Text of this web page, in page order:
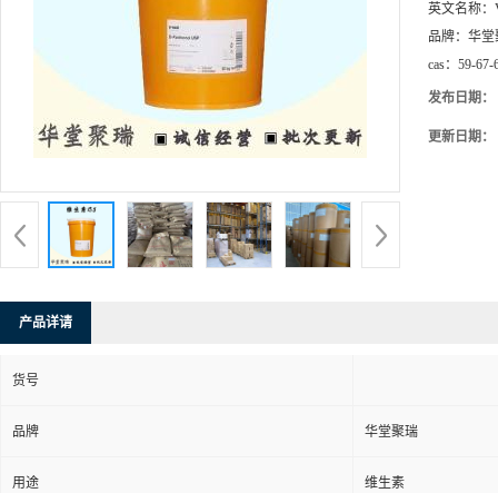
英文名称：
品牌： 华堂
cas： 59-67-
发布日期：
更新日期：
产品详请
货号
品牌 华堂聚瑞
用途 维生素